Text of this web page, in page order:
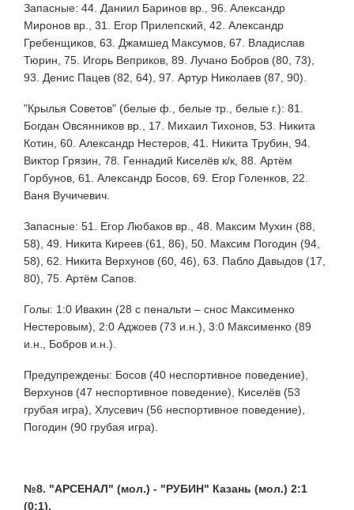
Запасные: 44. Даниил Баринов вр., 96. Александр
Миронов вр., 31. Егор Прилепский, 42. Александр
Гребенщиков, 63. Джамшед Максумов, 67. Владислав
Тюрин, 75. Игорь Веприков, 89. Лучано Бобров (80, 73),
93. Денис Пацев (82, 64), 97. Артур Николаев (87, 90).
"Крылья Советов" (белые ф., белые тр., белые г.): 81.
Богдан Овсянников вр., 17. Михаил Тихонов, 53. Никита
Котин, 60. Александр Нестеров, 41. Никита Трубин, 94.
Виктор Грязин, 78. Геннадий Киселёв к/к, 88. Артём
Горбунов, 61. Александр Босов, 69. Егор Голенков, 22.
Ваня Вучичевич.
Запасные: 51. Егор Любаков вр., 48. Максим Мухин (88,
58), 49. Никита Киреев (61, 86), 50. Максим Погодин (94,
58), 62. Никита Верхунов (60, 46), 63. Пабло Давыдов (17,
80), 75. Артём Сапов.
Голы: 1:0 Ивакин (28 с пенальти – снос Максименко
Нестеровым), 2:0 Аджоев (73 и.н.), 3:0 Максименко (89
и.н., Бобров и.н.).
Предупреждены: Босов (40 неспортивное поведение),
Верхунов (47 неспортивное поведение), Киселёв (53
грубая игра), Хлусевич (56 неспортивное поведение),
Погодин (90 грубая игра).
№8. "АРСЕНАЛ" (мол.) - "РУБИН" Казань (мол.) 2:1
(0:1).